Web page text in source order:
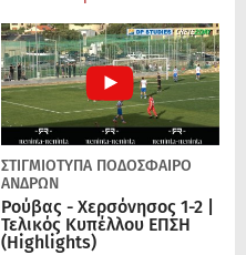
ΣΤΙΓΜΙΟΤΥΠΑ ΠΟΔΌΣΦΑΙΡΟ
ΑΝΔΡΏΝ
Ρούβας - Χερσόνησος 1-2 |
Τελικός Κυπέλλου ΕΠΣΗ
(Highlights)